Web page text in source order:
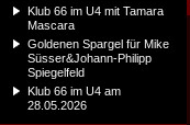
Klub 66 im U4 mit Tamara
Mascara
Goldenen Spargel für Mike
Süsser&Johann-Philipp
Spiegelfeld
Klub 66 im U4 am
28.05.2026